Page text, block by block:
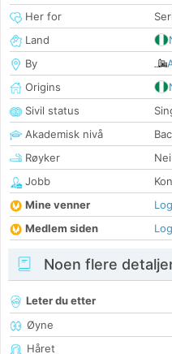
Her for
Land
By
Origins
Sivil status
Akademisk nivå
Røyker
Nei
Jobb
Mine venner
Medlem siden
Noen flere
Leter du etter
Øyne
Håret